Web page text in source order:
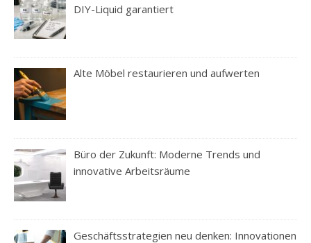
DIY-Liquid garantiert
Alte Möbel restaurieren und aufwerten
Büro der Zukunft: Moderne Trends und
innovative Arbeitsräume
Geschäftsstrategien neu denken: Innovationen